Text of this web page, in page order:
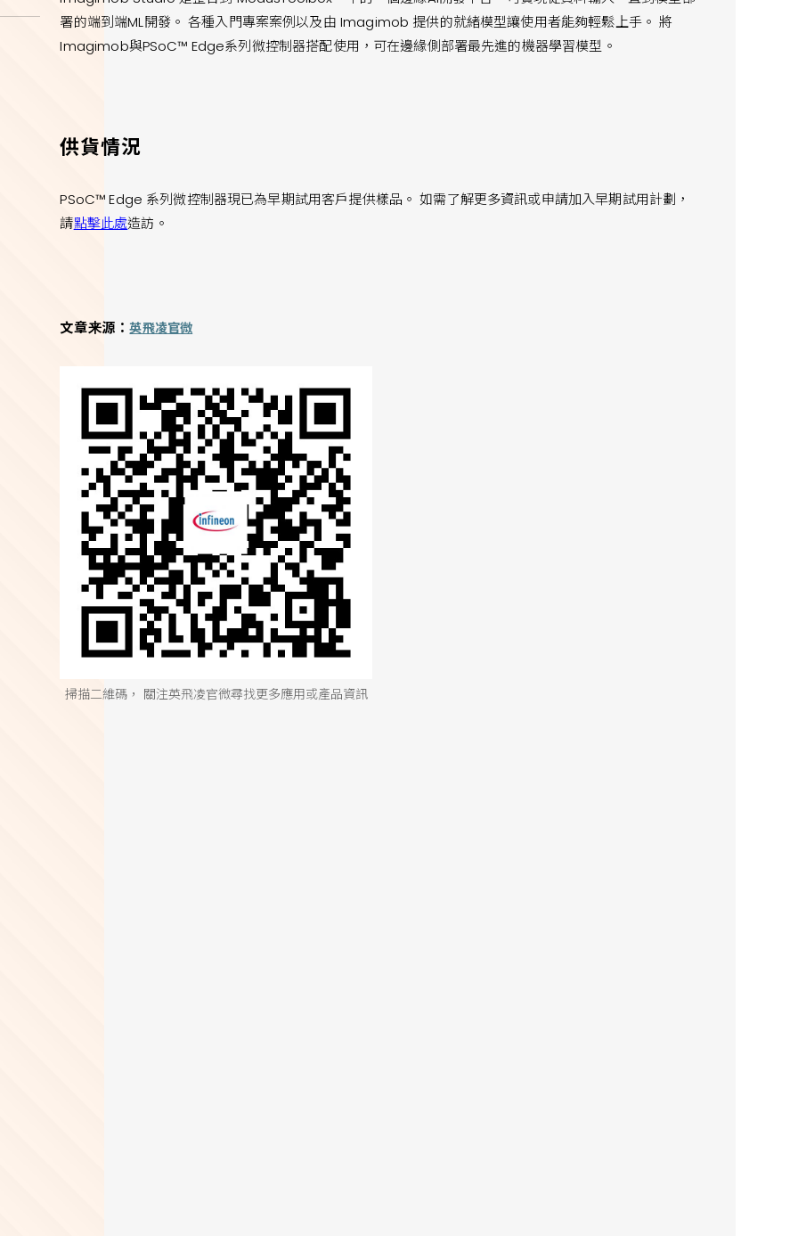
署的端到端ML開發。 各種入門專案案例以及由 Imagimob 提供的就緒模型讓使用者能夠輕鬆上手。 將
Imagimob與PSoC™ Edge系列微控制器搭配使用，可在邊緣側部署最先進的機器學習模型。
供貨情況
PSoC™ Edge 系列微控制器現已為早期試用客戶提供樣品。 如需了解更多資訊或申請加入早期試用計劃，
請點擊此處造訪。
掃描二維碼， 關注英飛凌官微尋找更多應用或產品資訊
文章来源：英飛凌官微